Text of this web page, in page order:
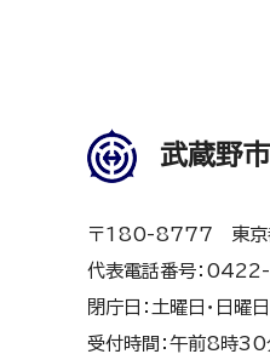
武蔵野
〒180-8777 東京
代表電話番号：
閉庁日：土曜日・日曜
受付時間：午前8時